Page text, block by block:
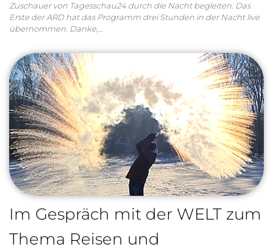
Zuschauer von Tagesschau24 durch die Nacht begleiten. Das
Erste der ARD hat das Programm drei Stunden in der Nacht live
übernommen. Danke,…
Im Gespräch mit der WELT zum
Thema Reisen und